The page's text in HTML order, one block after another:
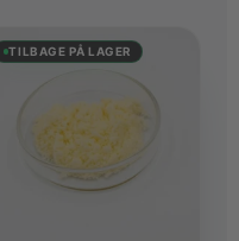
TILBAGE PÅ LAGER